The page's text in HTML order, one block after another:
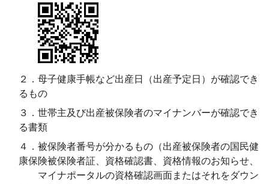
２．母子健康手帳など出産日（出産予定日）が確認でき
るもの
３．世帯主及び出産被保険者のマイナンバーが確認でき
る書類
４．被保険者番号が分かるもの（出産被保険者の国民健
康保険被保険者証、資格確認書、資格情報のお知らせ、
マイナポータルの資格確認画面またはそれをダウン